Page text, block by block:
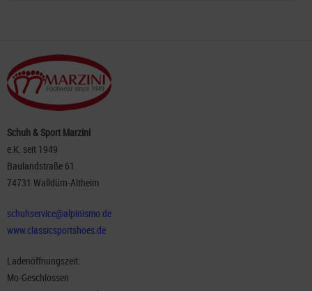
Schuh & Sport Marzini
e.K. seit 1949
Baulandstraße 61
74731 Walldürn-Altheim
schuhservice@alpinismo.de
www.classicsportshoes.de
Ladenöffnungszeit:
Mo-Geschlossen